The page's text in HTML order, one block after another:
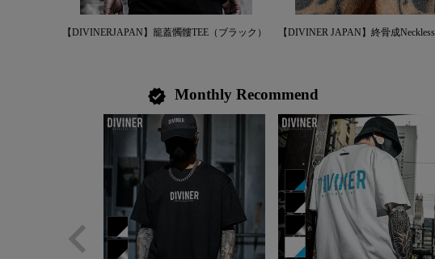
【DIVINERJAPAN】籠蓋髑髏TEE（ブラック） 【DIVINER JAPAN】終骨成Neckless
verified Monthly Recommend